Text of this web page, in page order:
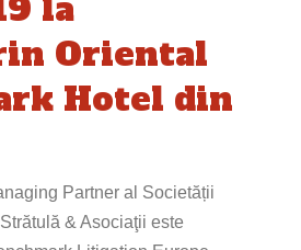
la
Oriental
Hotel din
Partner al Societății
& Asociaţii este